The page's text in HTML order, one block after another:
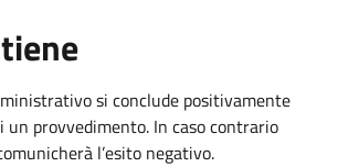
si conclude positivamente
un provvedimento. In caso contrario
l’esito negativo.